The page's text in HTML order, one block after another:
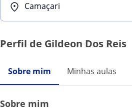
Camaçari
Perfil de Gildeon Dos Reis
Sobre mim Minhas aulas
Sobre mim